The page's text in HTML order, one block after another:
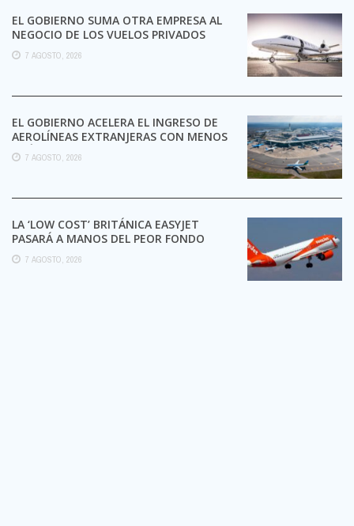
EL GOBIERNO SUMA OTRA EMPRESA AL
NEGOCIO DE LOS VUELOS PRIVADOS
7 AGOSTO, 2026
EL GOBIERNO ACELERA EL INGRESO DE
AEROLÍNEAS EXTRANJERAS CON MENOS
TRÁMITES
7 AGOSTO, 2026
LA ‘LOW COST’ BRITÁNICA EASYJET
PASARÁ A MANOS DEL PEOR FONDO
POSIBLE:
7 AGOSTO, 2026